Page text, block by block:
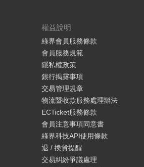
權益說明
綠界會員服務條款
會員服務規範
隱私權政策
銀行揭露事項
交易管理規章
物流暨收款服務處理辦法
ECTicket服務條款
會員注意事項同意書
綠界科技API使用條款
退 / 換貨提醒
交易糾紛爭議處理